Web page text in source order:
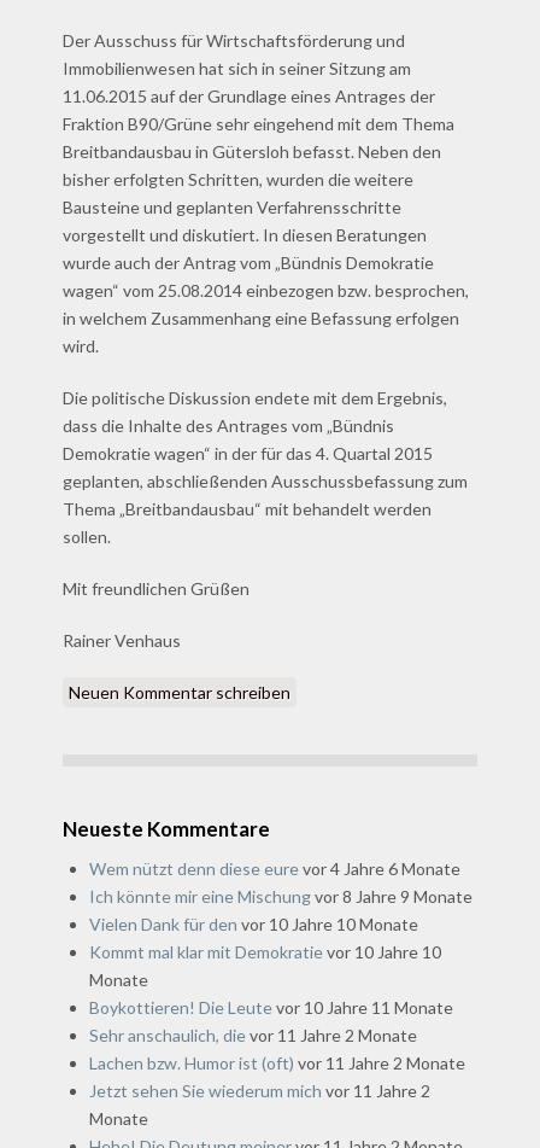
Der Ausschuss für Wirtschaftsförderung und
Immobilienwesen hat sich in seiner Sitzung am
11.06.2015 auf der Grundlage eines Antrages der
Fraktion B90/Grüne sehr eingehend mit dem Thema
Breitbandausbau in Gütersloh befasst. Neben den
bisher erfolgten Schritten, wurden die weitere
Bausteine und geplanten Verfahrensschritte
vorgestellt und diskutiert. In diesen Beratungen
wurde auch der Antrag vom „Bündnis Demokratie
wagen“ vom 25.08.2014 einbezogen bzw. besprochen,
in welchem Zusammenhang eine Befassung erfolgen
wird.
Die politische Diskussion endete mit dem Ergebnis,
dass die Inhalte des Antrages vom „Bündnis
Demokratie wagen“ in der für das 4. Quartal 2015
geplanten, abschließenden Ausschussbefassung zum
Thema „Breitbandausbau“ mit behandelt werden
sollen.
Mit freundlichen Grüßen
Rainer Venhaus
Neuen Kommentar schreiben
Neueste Kommentare
Wem nützt denn diese eurevor 4 Jahre 6 Monate
Ich könnte mir eine Mischungvor 8 Jahre 9 Monate
Vielen Dank für den vor 10 Jahre 10 Monate
Kommt mal klar mit Demokratievor 10 Jahre 10
Monate
Boykottieren! Die Leutevor 10 Jahre 11 Monate
Sehr anschaulich, dievor 11 Jahre 2 Monate
Lachen bzw. Humor ist (oft) vor 11 Jahre 2 Monate
Jetzt sehen Sie wiederum mich vor 11 Jahre 2
Monate